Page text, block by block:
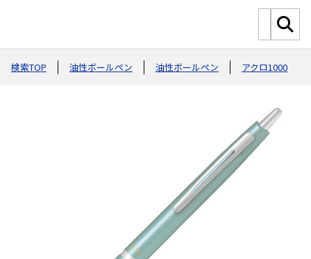
検索TOP 油性ボールペン 油性ボールペン アクロ1000